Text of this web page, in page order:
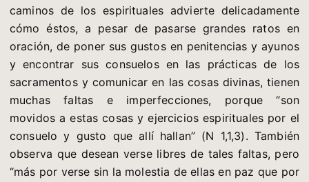
caminos de los espirituales advierte delicadamente
cómo éstos, a pesar de pasarse grandes ratos en
oración, de poner sus gustos en penitencias y ayunos
y encontrar sus consuelos en las prácticas de los
sacramentos y comunicar en las cosas divinas, tienen
muchas faltas e imperfecciones, porque “son
movidos a estas cosas y ejercicios espirituales por el
consuelo y gusto que allí hallan” (N 1,1,3). También
observa que desean verse libres de tales faltas, pero
“más por verse sin la molestia de ellas en paz que por